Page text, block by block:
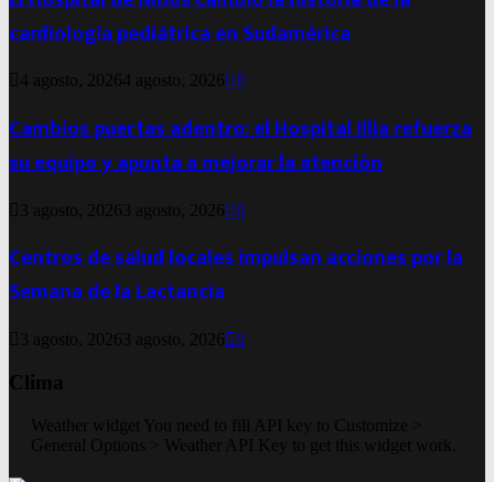
cardiología pediátrica en Sudamérica
4 agosto, 20264 agosto, 2026 0
Cambios puertas adentro: el Hospital Illia refuerza
su equipo y apunta a mejorar la atención
3 agosto, 2026 3 agosto, 2026 0
Centros de salud locales impulsan acciones por la
Semana de la Lactancia
3 agosto, 2026 3 agosto, 2026 0
Clima
Weather widget You need to fill API key to Customize >
General Options > Weather API Key to get this widget work.